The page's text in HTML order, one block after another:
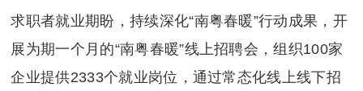
求职者就业期盼，持续深化“南粤春暖”行动成果，开
展为期一个月的“南粤春暖”线上招聘会，组织100家
企业提供2333个就业岗位，通过常态化线上线下招